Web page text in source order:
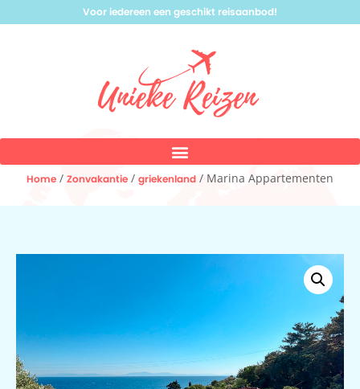
Voor iedereen een geschikt reisaanbod!
Home / Zonvakantie / griekenland / Marina Appartementen